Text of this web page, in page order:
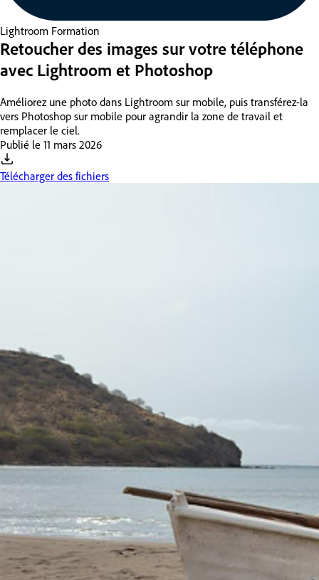
Lightroom Formation
Retoucher des images sur votre téléphone
avec Lightroom et Photoshop
Améliorez une photo dans Lightroom sur mobile, puis transférez-la
vers Photoshop sur mobile pour agrandir la zone de travail et
remplacer le ciel.
Publié le 11 mars 2026
Télécharger des fichiers